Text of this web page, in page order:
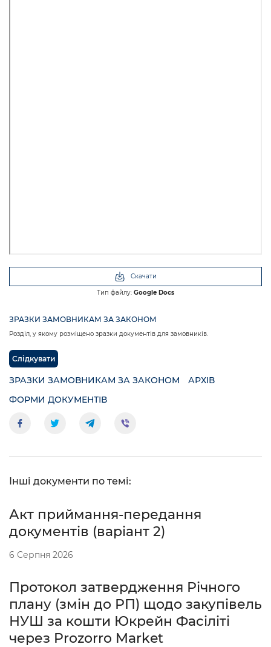
Скачати
Тип файлу: Google Docs
ЗРАЗКИ ЗАМОВНИКАМ ЗА ЗАКОНОМ
Розділ, у якому розміщено зразки документів для замовників.
Слідкувати
ЗРАЗКИ ЗАМОВНИКАМ ЗА ЗАКОНОМ
АРХІВ
ФОРМИ ДОКУМЕНТІВ
Інші документи по темі:
Акт приймання-передання
документів (варіант 2)
6 Серпня 2026
Протокол затвердження Річного
плану (змін до РП) щодо закупівель
НУШ за кошти Юкрейн Фасіліті
через Prozorro Market